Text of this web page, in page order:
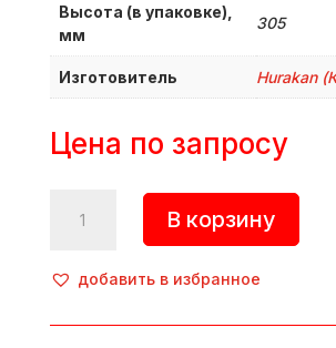
Высота (в упаковке),
мм
305
Изготовитель Hurakan
Цена по запросу
товара
Измельтитель
льда,
TR65,
В корзину
добавить в избранное